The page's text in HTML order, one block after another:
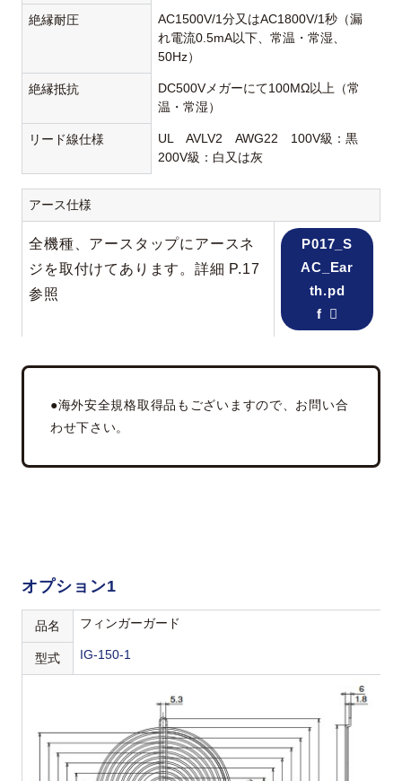
絶縁耐圧
AC1500V/1分又はAC1800V/1秒（漏
れ電流0.5mA以下、常温・常湿、
50Hz）
絶縁抵抗
DC500Vメガーにて100MΩ以上（常
温・常湿）
リード線仕様
UL AVLV2 AWG22 100V級：黒
200V級：白又は灰
アース仕様
全機種、アースタップにアースネ
ジを取付けてあります。詳細 P.17
参照
P017_S
AC_Ear
th.pd
f
●海外安全規格取得品もございますので、お問い合
わせ下さい。
オプション1
品名 フィンガーガード
型式 IG-150-1